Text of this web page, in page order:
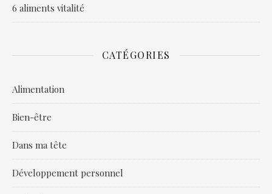
6 aliments vitalité
CATÉGORIES
Alimentation
Bien-être
Dans ma tête
Développement personnel